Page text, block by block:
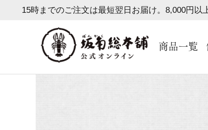
15時までのご注文は最短翌日お届け。8,000円以
商品一覧